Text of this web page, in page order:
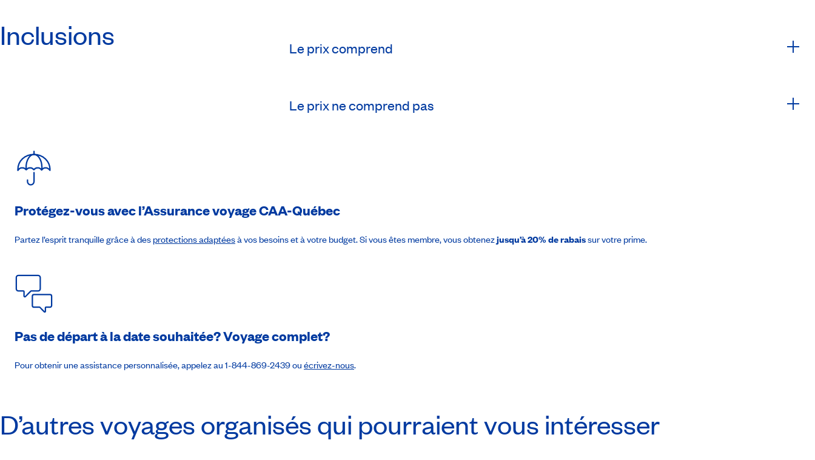
Journée libre pour partir à l’aventure. Excursion optionnelle: visite de la zone démilitarisée de Cheorwon ($). (PD)
Transfert à l’aéroport de Séoul. (PD)
Inclusions Le prix comprend
Le prix ne comprend pas
Protégez-vous avec l’Assurance voyageCAA-Québec
Partez l’esprit tranquille grâce à desprotections adaptéesà vos besoins et à votre budget. Si vous êtes membre, vous obtenezjusqu’à 20% de rabaissur votre prime.
Pas de départ à la date souhaitée? Voyage complet?
Pour obtenir une assistance personnalisée, appelez au 1-844-869-2439 ou écrivez-nous.
D’autres voyages organisés qui pourraient vous intéresser